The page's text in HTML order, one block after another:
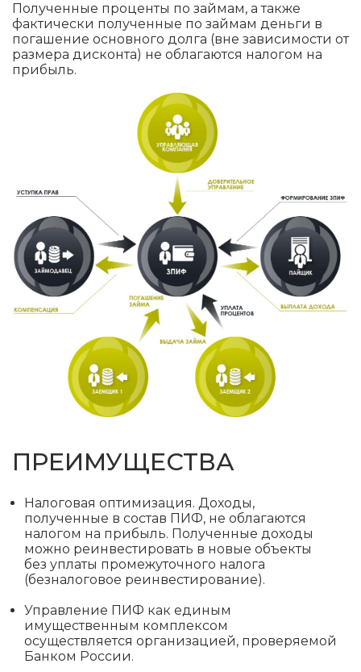
Полученные проценты по займам, а также
фактически полученные по займам деньги в
погашение основного долга (вне зависимости от
размера дисконта) не облагаются налогом на
прибыль.
ПРЕИМУЩЕСТВА
Налоговая оптимизация. Доходы,
полученные в состав ПИФ, не облагаются
налогом на прибыль. Полученные доходы
можно реинвестировать в новые объекты
без уплаты промежуточного налога
(безналоговое реинвестирование).
Управление ПИФ как единым
имущественным комплексом
осуществляется организацией, проверяемой
Банком России.